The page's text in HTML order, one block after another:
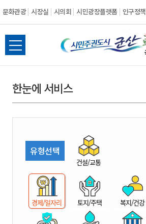
문화관광 시장실 시의회 시민광장플랫폼 인구정책
시
민
권
시
산
전
체
뉴
열
한눈에 서비스
유형선택
건설/교통
경제/일자리 토지/주택 복지/건강